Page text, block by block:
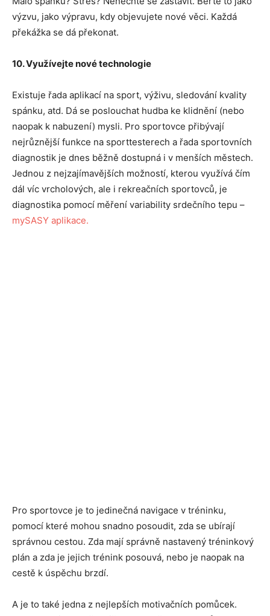
výzvu, jako výpravu, kdy objevujete nové věci. Každá
překážka se dá překonat.
10. Využívejte nové technologie
Existuje řada aplikací na sport, výživu, sledování kvality
spánku, atd. Dá se poslouchat hudba ke klidnění (nebo
naopak k nabuzení) mysli. Pro sportovce přibývají
nejrůznější funkce na sporttesterech a řada sportovních
diagnostik je dnes běžně dostupná i v menších městech.
Jednou z nejzajímavějších možností, kterou využívá čím
dál víc vrcholových, ale i rekreačních sportovců, je
diagnostika pomocí měření variability srdečního tepu –
mySASY aplikace.
Pro sportovce je to jedinečná navigace v tréninku,
pomocí které mohou snadno posoudit, zda se ubírají
správnou cestou. Zda mají správně nastavený tréninkový
plán a zda je jejich trénink posouvá, nebo je naopak na
cestě k úspěchu brzdí.
A je to také jedna z nejlepších motivačních pomůcek.